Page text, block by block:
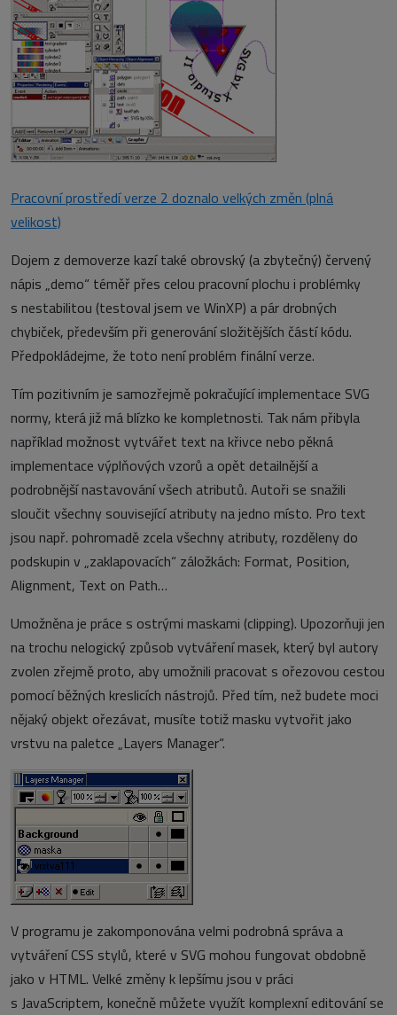
Pracovní prostředí verze 2 doznalo velkých změn (plná
velikost)
Dojem z demoverze kazí také obrovský (a zbytečný) červený
nápis „demo“ téměř přes celou pracovní plochu i problémky
s nestabilitou (testoval jsem ve WinXP) a pár drobných
chybiček, především při generování složitějších částí kódu.
Předpokládejme, že toto není problém finální verze.
Tím pozitivním je samozřejmě pokračující implementace SVG
normy, která již má blízko ke kompletnosti. Tak nám přibyla
například možnost vytvářet text na křivce nebo pěkná
implementace výplňových vzorů a opět detailnější a
podrobnější nastavování všech atributů. Autoři se snažili
sloučit všechny související atributy na jedno místo. Pro text
jsou např. pohromadě zcela všechny atributy, rozděleny do
podskupin v „zaklapovacích“ záložkách: Format, Position,
Alignment, Text on Path…
Umožněna je práce s ostrými maskami (clipping). Upozorňuji jen
na trochu nelogický způsob vytváření masek, který byl autory
zvolen zřejmě proto, aby umožnili pracovat s ořezovou cestou
pomocí běžných kreslicích nástrojů. Před tím, než budete moci
nějaký objekt ořezávat, musíte totiž masku vytvořit jako
vrstvu na paletce „Layers Manager“.
V programu je zakomponována velmi podrobná správa a
vytváření CSS stylů, které v SVG mohou fungovat obdobně
jako v HTML. Velké změny k lepšímu jsou v práci
s JavaScriptem, konečně můžete využít komplexní editování se